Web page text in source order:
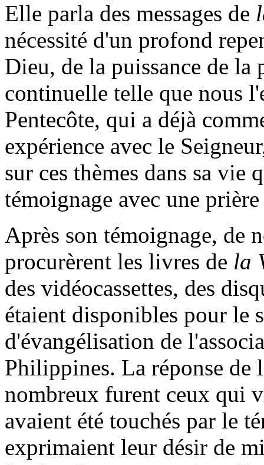
Elle parla des messages de
nécessité d'un profond
Dieu, de la puissance de la
continuelle telle que nous
Pentecôte, qui a déjà
expérience avec le
sur ces thèmes dans sa
témoignage avec une
Après son témoignage, de
procurèrent les livres de la
des vidéocassettes, des
étaient disponibles pour le
d'évangélisation de
Philippines. La réponse de
nombreux furent ceux qui
avaient été touchés par le
exprimaient leur désir de